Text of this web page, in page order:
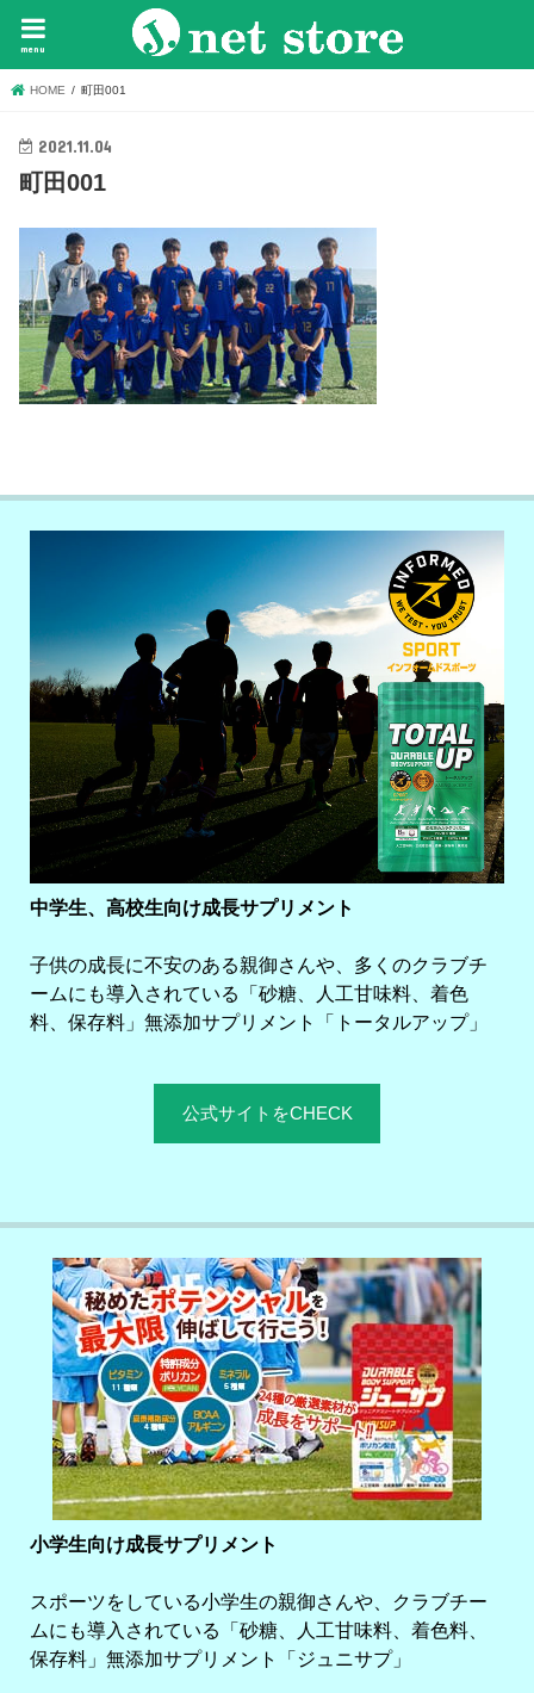
menu
HOME 町田001
2021.11.04
町田001
中学生、高校生向け成長サプリメント
子供の成長に不安のある親御さんや、多くのクラブチ
ームにも導入されている「砂糖、人工甘味料、着色
料、保存料」無添加サプリメント「トータルアップ」
公式サイトをCHECK
小学生向け成長サプリメント
スポーツをしている小学生の親御さんや、クラブチー
ムにも導入されている「砂糖、人工甘味料、着色料、
保存料」無添加サプリメント「ジュニサプ」